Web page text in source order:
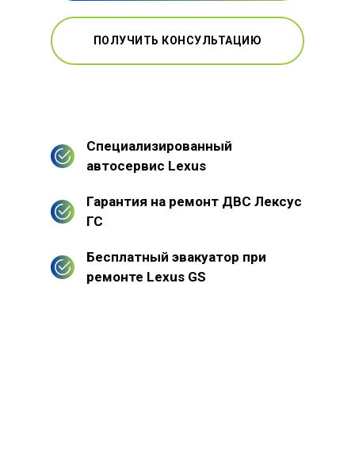
ПОЛУЧИТЬ КОНСУЛЬТАЦИЮ
Специализированный
автосервис Lexus
Гарантия на ремонт ДВС Лексус
ГС
Бесплатный эвакуатор при
ремонте Lexus GS